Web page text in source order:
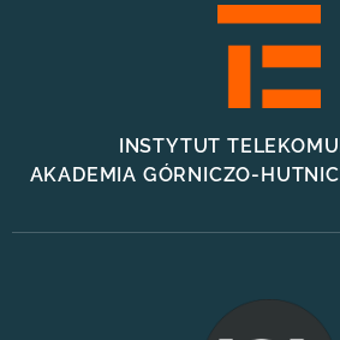
INSTYTUT
AKADEMIA GÓRNICZO-